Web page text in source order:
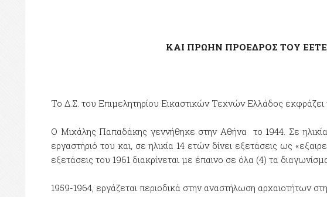
ΚΑΙ ΠΡΩΗΝ ΠΡΟΕΔΡΟΣ ΤΟΥ ΕΕΤΕ
Το Δ.Σ. του Επιμελητηρίου Εικαστικών Τεχνών Ελλάδος
Ο Μιχάλης Παπαδάκης γεννήθηκε στην Αθήνα το 1944. Σε
εργαστήριό του και, σε ηλικία 14 ετών δίνει εξετάσεις ως
εξετάσεις του 1961 διακρίνεται με έπαινο σε όλα (4) τα
1959-1964, εργάζεται περιοδικά στην αναστήλωση αρχαιοτήτων